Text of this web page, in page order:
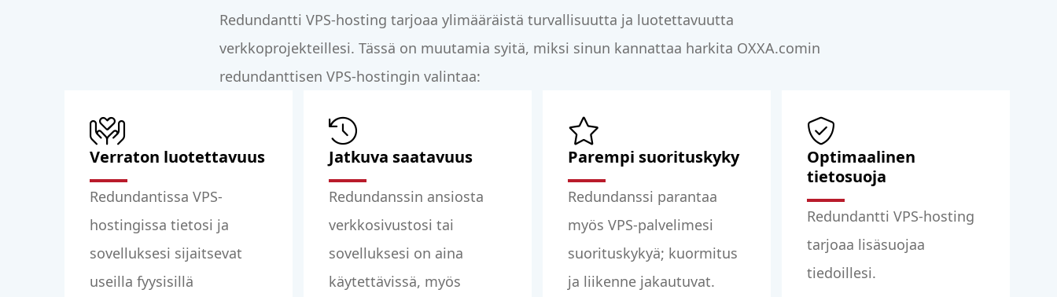
Redundantti VPS-hosting tarjoaa ylimääräistä turvallisuutta ja luotettavuutta
verkkoprojekteillesi. Tässä on muutamia syitä, miksi sinun kannattaa harkita OXXA.comin
redundanttisen VPS-hostingin valintaa:
Verraton luotettavuus
Redundantissa VPS-
hostingissa tietosi ja
sovelluksesi sijaitsevat
useilla fyysisillä
Jatkuva saatavuus
Redundanssin ansiosta
verkkosivustosi tai
sovelluksesi on aina
käytettävissä, myös
Parempi suorituskyky
Redundanssi parantaa
myös VPS-palvelimesi
suorituskykyä; kuormitus
ja liikenne jakautuvat.
Optimaalinen
tietosuoja
Redundantti VPS-hosting
tarjoaa lisäsuojaa
tiedoillesi.